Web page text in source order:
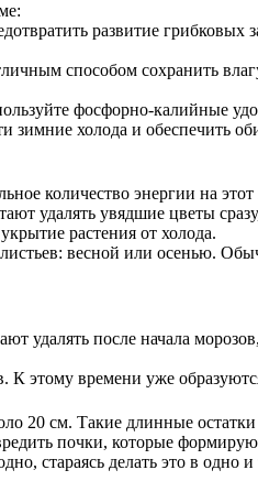
развитие
способом сохранить
фосфорно-калийные
холода и обеспечить
количество энергии на
удалять увядшие цветы
растения от холода.
весной или осенью.
удалять после начала
К этому времени уже
20 см. Такие длинные
почки, которые
стараясь делать это в одно